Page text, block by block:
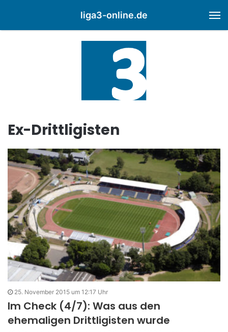
liga3-online.de
Ex-Drittligisten
25. November 2015 um 12:17 Uhr
Im Check (4/7): Was aus den
ehemaligen Drittligisten wurde